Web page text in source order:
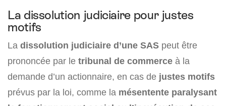
La dissolution judiciaire pour justes
motifs
La dissolution judiciaire d’une SAS peut être
prononcée par le tribunal de commerce à la
demande d’un actionnaire, en cas de justes motifs
prévus par la loi, comme la mésentente paralysant